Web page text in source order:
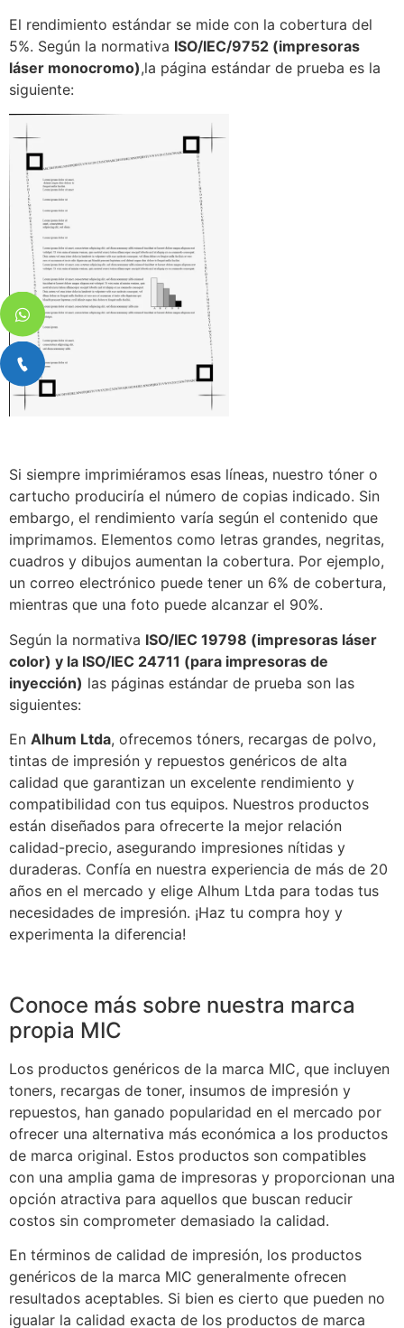
El rendimiento estándar se mide con la cobertura del
5%. Según la normativa ISO/IEC/9752 (impresoras
láser monocromo),la página estándar de prueba es la
siguiente:
Si siempre imprimiéramos esas líneas, nuestro tóner o
cartucho produciría el número de copias indicado. Sin
embargo, el rendimiento varía según el contenido que
imprimamos. Elementos como letras grandes, negritas,
cuadros y dibujos aumentan la cobertura. Por ejemplo,
un correo electrónico puede tener un 6% de cobertura,
mientras que una foto puede alcanzar el 90%.
Según la normativa ISO/IEC 19798 (impresoras láser
color) y la ISO/IEC 24711 (para impresoras de
inyección) las páginas estándar de prueba son las
siguientes:
En Alhum Ltda, ofrecemos tóners, recargas de polvo,
tintas de impresión y repuestos genéricos de alta
calidad que garantizan un excelente rendimiento y
compatibilidad con tus equipos. Nuestros productos
están diseñados para ofrecerte la mejor relación
calidad-precio, asegurando impresiones nítidas y
duraderas. Confía en nuestra experiencia de más de 20
años en el mercado y elige Alhum Ltda para todas tus
necesidades de impresión. ¡Haz tu compra hoy y
experimenta la diferencia!
Conoce más sobre nuestra marca
propia MIC
Los productos genéricos de la marca MIC, que incluyen
toners, recargas de toner, insumos de impresión y
repuestos, han ganado popularidad en el mercado por
ofrecer una alternativa más económica a los productos
de marca original. Estos productos son compatibles
con una amplia gama de impresoras y proporcionan una
opción atractiva para aquellos que buscan reducir
costos sin comprometer demasiado la calidad.
En términos de calidad de impresión, los productos
genéricos de la marca MIC generalmente ofrecen
resultados aceptables. Si bien es cierto que pueden no
igualar la calidad exacta de los productos de marca